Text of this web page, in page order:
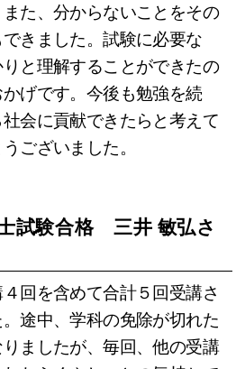
た、分からないことをその
きました。試験に必要な
と理解することができたの
げです。今後も勉強を続
会に貢献できたらと考えて
ございました。
試験合格 三井 敏弘さ
回を含めて合計５回受講さ
途中、学科の免除が切れた
ましたが、毎回、他の受講